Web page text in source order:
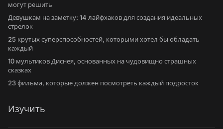
могут решить
Девушкам на заметку: 14 лайфхаков для создания идеальных
стрелок
25 крутых суперспособностей, которыми хотел бы обладать
каждый
10 мультиков Диснея, основанных на чудовищно страшных
сказках
23 фильма, которые должен посмотреть каждый подросток
Изучить